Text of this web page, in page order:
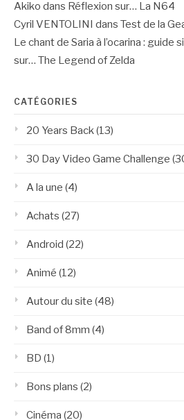
Akiko dans Réflexion sur… La N64
Cyril VENTOLINI
dans Test de la
Le chant de Saria à l’ocarina : guide
sur… The Legend of Zelda
CATÉGORIES
20 Years Back(13)
30 Day Video Game Challenge
A la une (4)
Achats (27)
Android (22)
Animé (12)
Autour du site (48)
Band of 8mm (4)
BD (1)
Bons plans (2)
Cinéma (20)